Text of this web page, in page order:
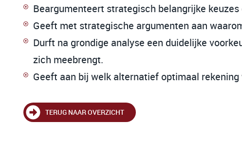
Beargumenteert strategisch belangrijke
Geeft met strategische argumenten aan
Durft na grondige analyse een duidelijke
zich meebrengt.
Geeft aan bij welk alternatief optimaal
TERUG NAAR OVERZICHT